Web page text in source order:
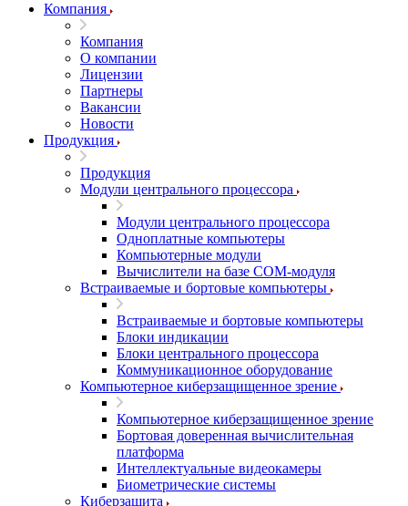
Компания
Компания
О компании
Лицензии
Партнеры
Вакансии
Новости
Продукция
Продукция
Модули центрального процессора
Модули центрального процессора
Одноплатные компьютеры
Компьютерные модули
Вычислители на базе COM-модуля
Встраиваемые и бортовые компьютеры
Встраиваемые и бортовые компьютеры
Блоки индикации
Блоки центрального процессора
Коммуникационное оборудование
Компьютерное киберзащищенное зрение
Компьютерное киберзащищенное зрение
Бортовая доверенная вычислительная
платформа
Интеллектуальные видеокамеры
Биометрические системы
Киберзащита